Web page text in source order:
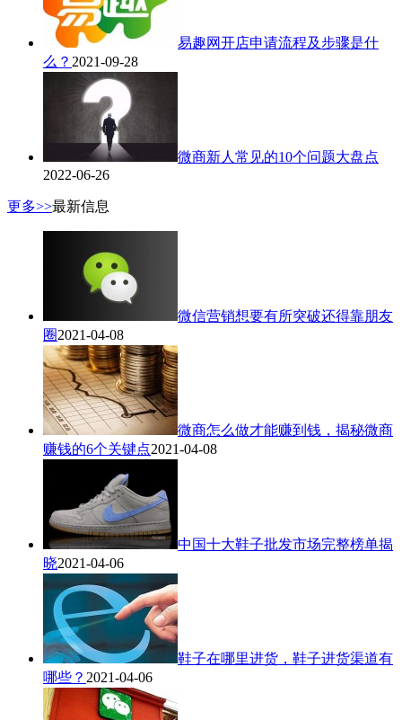
易趣网开店申请流程及步骤是什
么？ 2021-09-28
微商新人常见的10个问题大盘点
2022-06-26
更多>>最新信息
微信营销想要有所突破还得靠朋友
圈2021-04-08
微商怎么做才能赚到钱，揭秘微商
赚钱的6个关键点2021-04-08
中国十大鞋子批发市场完整榜单揭
晓2021-04-06
鞋子在哪里进货，鞋子进货渠道有
哪些？ 2021-04-06